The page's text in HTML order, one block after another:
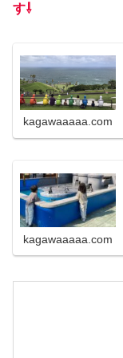
す⇩
kagawaaaaa.com
kagawaaaaa.com